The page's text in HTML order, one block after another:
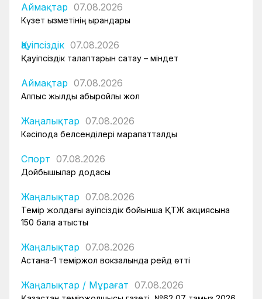
Аймақтар 07.08.2026
Күзет қызметінің қырандары
Қауіпсіздік 07.08.2026
Қауіпсіздік талаптарын сақтау – міндет
Аймақтар 07.08.2026
Алпыс жылдық абыройлы жол
Жаңалықтар 07.08.2026
Кәсіподақ белсенділері марапатталды
Спорт 07.08.2026
Дойбышылар додасы
Жаңалықтар 07.08.2026
Темір жолдағы қауіпсіздік бойынша ҚТЖ акциясына
150 бала қатысты
Жаңалықтар 07.08.2026
Астана-1 теміржол вокзалында рейд өтті
Жаңалықтар / Мұрағат 07.08.2026